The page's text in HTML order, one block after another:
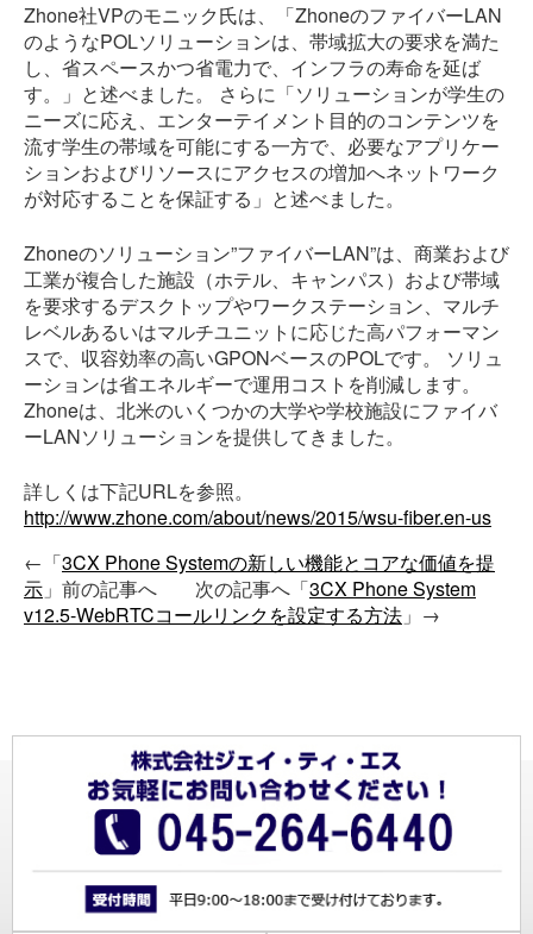
Zhone社VPのモニック氏は、「ZhoneのファイバーLAN
のようなPOLソリューションは、帯域拡大の要求を満た
し、省スペースかつ省電力で、インフラの寿命を延ば
す。」と述べました。 さらに「ソリューションが学生の
ニーズに応え、エンターテイメント目的のコンテンツを
流す学生の帯域を可能にする一方で、必要なアプリケー
ションおよびリソースにアクセスの増加へネットワーク
が対応することを保証する」と述べました。
Zhoneのソリューション”ファイバーLAN”は、商業および
工業が複合した施設（ホテル、キャンパス）および帯域
を要求するデスクトップやワークステーション、マルチ
レベルあるいはマルチユニットに応じた高パフォーマン
スで、収容効率の高いGPONベースのPOLです。 ソリュ
ーションは省エネルギーで運用コストを削減します。
Zhoneは、北米のいくつかの大学や学校施設にファイバ
ーLANソリューションを提供してきました。
詳しくは下記URLを参照。
http://www.zhone.com/about/news/2015/wsu-fiber.en-us
←「3CX Phone Systemの新しい機能とコアな価値を提
示 」前の記事へ 次の記事へ「3CX Phone System
v12.5-WebRTCコールリンクを設定する方法 」→